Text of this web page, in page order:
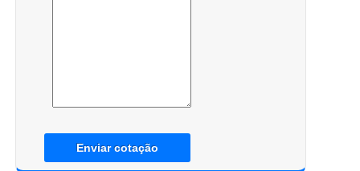
Enviar cotação